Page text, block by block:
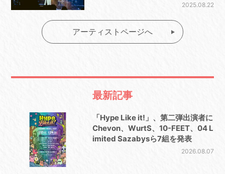
2025.08.22
アーティストページへ
最新記事
「Hype Like it!」、第二弾出演者に
Chevon、WurtS、10-FEET、04 L
imited Sazabysら7組を発表
2026.08.07